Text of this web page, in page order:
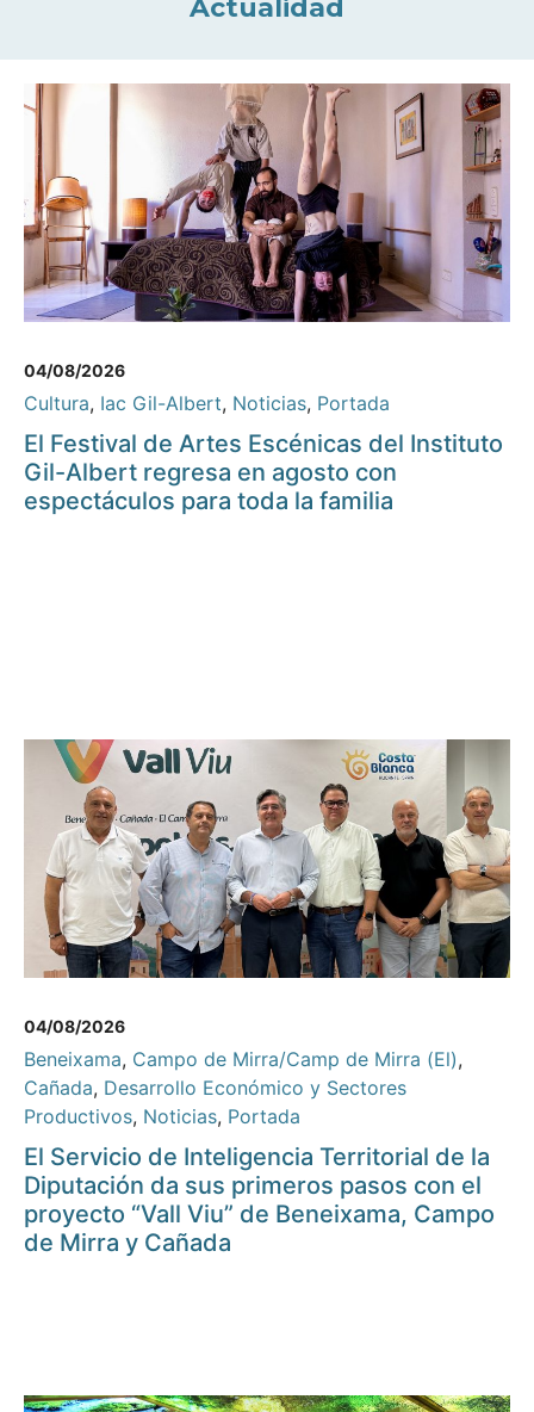
Actualidad
04/08/2026
Cultura, Iac Gil-Albert, Noticias, Portada
El Festival de Artes Escénicas del Instituto
Gil-Albert regresa en agosto con
espectáculos para toda la familia
04/08/2026
Beneixama, Campo de Mirra/Camp de Mirra (El),
Cañada, Desarrollo Económico y Sectores
Productivos, Noticias, Portada
El Servicio de Inteligencia Territorial de la
Diputación da sus primeros pasos con el
proyecto “Vall Viu” de Beneixama, Campo
de Mirra y Cañada